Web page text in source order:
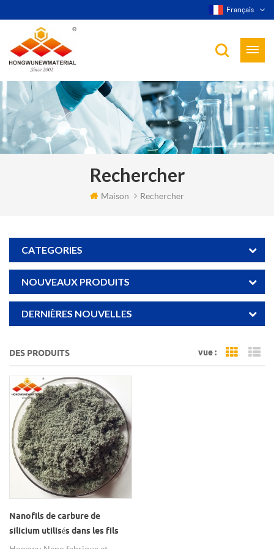
Français
Rechercher
Maison Rechercher
CATEGORIES
NOUVEAUX PRODUITS
DERNIÈRES NOUVELLES
DES PRODUITS vue : Grid
Nanofils de carbure de
silicium utilisés dans les fils
Nano SiC à émission de champ